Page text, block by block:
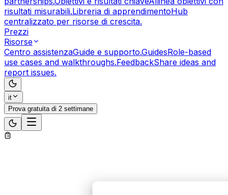
risultati misurabili.Libreria di apprendimentoHub
centralizzato per risorse di crescita.
Prezzi
Risorse
Centro assistenzaGuide e supporto.GuidesRole-based
use cases and walkthroughs.FeedbackShare ideas and
report issues.
it
Prova gratuita di 2 settimane